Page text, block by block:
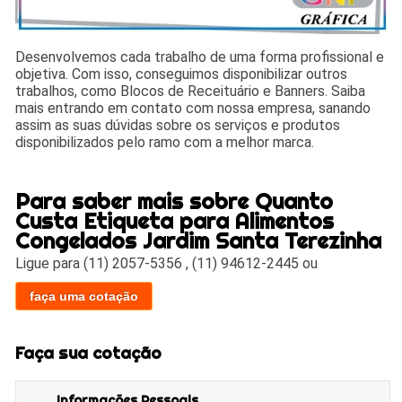
Desenvolvemos cada trabalho de uma forma profissional e
objetiva. Com isso, conseguimos disponibilizar outros
trabalhos, como Blocos de Receituário e Banners. Saiba
mais entrando em contato com nossa empresa, sanando
assim as suas dúvidas sobre os serviços e produtos
disponibilizados pelo ramo com a melhor marca.
Para saber mais sobre Quanto
Custa Etiqueta para Alimentos
Congelados Jardim Santa Terezinha
Ligue para(11) 2057-5356 ,(11) 94612-2445 ou
faça uma cotação
Faça sua cotação